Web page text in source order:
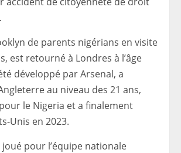
de parents nigérians en visite
est retourné à Londres à l’âge
développé par Arsenal, a
au niveau des 21 ans,
le Nigeria et a finalement
Unis en 2023.
joué pour l’équipe nationale